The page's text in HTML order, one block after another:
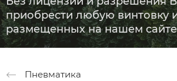
приобрести любую винтовку
размещенных на нашем сайте
Пневматика